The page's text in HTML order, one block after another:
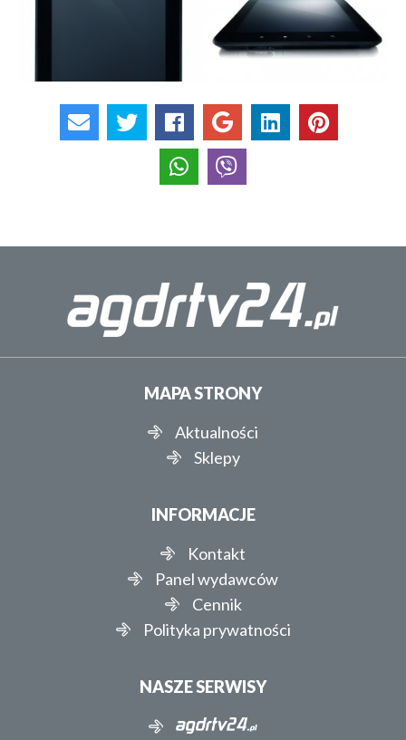
MAPA STRONY
Aktualności
Sklepy
INFORMACJE
Kontakt
Panel wydawców
Cennik
Polityka prywatności
NASZE SERWISY